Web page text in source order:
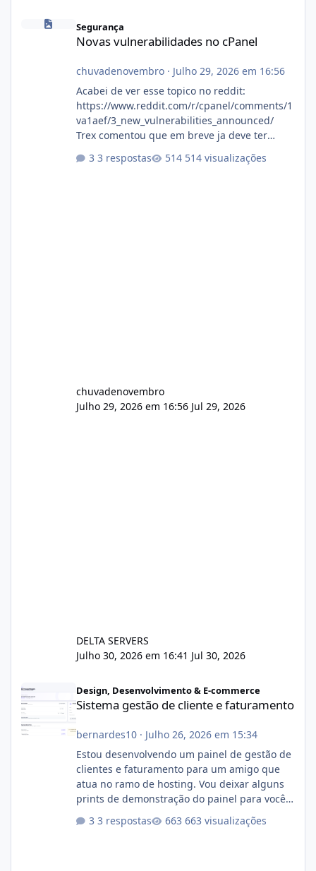
Novas vulnerabilidades no cPanel
Segurança
Novas vulnerabilidades no cPanel
chuvadenovembro· Julho 29, 2026 em 16:56
Acabei de ver esse topico no reddit:
https://www.reddit.com/r/cpanel/comments/1
va1aef/3_new_vulnerabilities_announced/
Trex comentou que em breve ja deve ter
3 respostas 514 visualizações
chuvadenovembro
Julho 29, 2026 em 16:56 Jul 29, 2026
DELTA SERVERS
Julho 30, 2026 em 16:41 Jul 30, 2026
Design, Desenvolvimento & E-commerce
Sistema gestão de cliente e faturamento
bernardes10· Julho 26, 2026 em 15:34
Estou desenvolvendo um painel de gestão de
clientes e faturamento para um amigo que
atua no ramo de hosting. Vou deixar alguns
prints de demonstração do painel para vocês
com cerca de 80% concluído e conta com
3 respostas 663 visualizações